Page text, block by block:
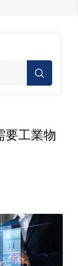
要工業物